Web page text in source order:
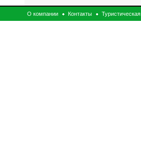
О компании Контакты